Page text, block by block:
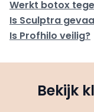
Werkt botox
Is Sculptra
Is Profhilo veilig?
Bekijk